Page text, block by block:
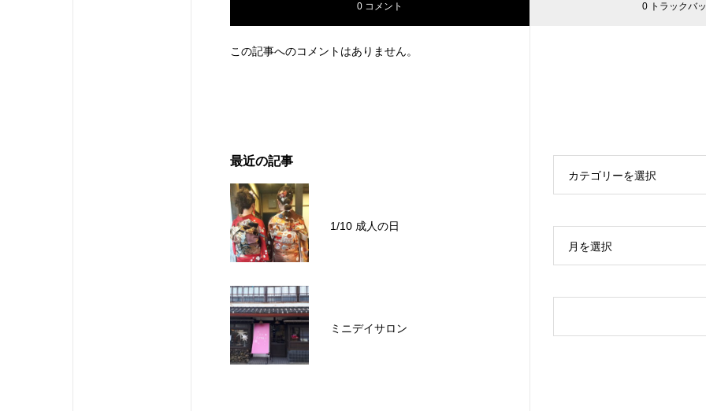
0 コメント 0 トラックバ
この記事へのコメントはありません。
最近の記事
1/10 成人の日
ミニデイサロン
カテゴリーを選択
月を選択